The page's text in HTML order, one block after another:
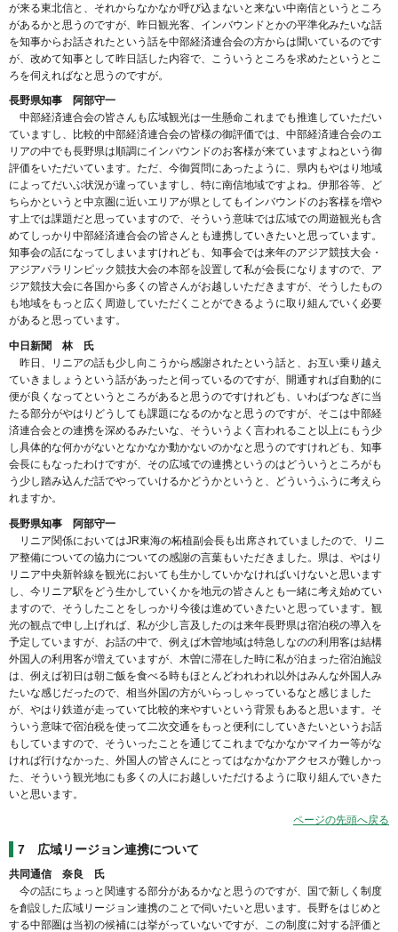
が来る東北信と、それからなかなか呼び込まないと来ない中南信というところ
があるかと思うのですが、昨日観光客、インバウンドとかの平準化みたいな話
を知事からお話されたという話を中部経済連合会の方からは聞いているのです
が、改めて知事として昨日話した内容で、こういうところを求めたというとこ
ろを伺えればなと思うのですが。
長野県知事 阿部守一
中部経済連合会の皆さんも広域観光は一生懸命これまでも推進していただい
ていますし、比較的中部経済連合会の皆様の御評価では、中部経済連合会のエ
リアの中でも長野県は順調にインバウンドのお客様が来ていますよねという御
評価をいただいています。ただ、今御質問にあったように、県内もやはり地域
によってだいぶ状況が違っていますし、特に南信地域ですよね。伊那谷等、ど
ちらかというと中京圏に近いエリアが県としてもインバウンドのお客様を増や
す上では課題だと思っていますので、そういう意味では広域での周遊観光も含
めてしっかり中部経済連合会の皆さんとも連携していきたいと思っています。
知事会の話になってしまいますけれども、知事会では来年のアジア競技大会・
アジアパラリンピック競技大会の本部を設置して私が会長になりますので、ア
ジア競技大会に各国から多くの皆さんがお越しいただきますが、そうしたもの
も地域をもっと広く周遊していただくことができるように取り組んでいく必要
があると思っています。
中日新聞 林 氏
昨日、リニアの話も少し向こうから感謝されたという話と、お互い乗り越え
ていきましょうという話があったと伺っているのですが、開通すれば自動的に
便が良くなってというところがあると思うのですけれども、いわばつなぎに当
たる部分がやはりどうしても課題になるのかなと思うのですが、そこは中部経
済連合会との連携を深めるみたいな、そういうよく言われること以上にもう少
し具体的な何かがないとなかなか動かないのかなと思うのですけれども、知事
会長にもなったわけですが、その広域での連携というのはどういうところがも
う少し踏み込んだ話でやっていけるかどうかというと、どういうふうに考えら
れますか。
長野県知事 阿部守一
リニア関係においてはJR東海の柘植副会長も出席されていましたので、リニ
ア整備についての協力についての感謝の言葉もいただきました。県は、やはり
リニア中央新幹線を観光においても生かしていかなければいけないと思います
し、今リニア駅をどう生かしていくかを地元の皆さんとも一緒に考え始めてい
ますので、そうしたことをしっかり今後は進めていきたいと思っています。観
光の観点で申し上げれば、私が少し言及したのは来年長野県は宿泊税の導入を
予定していますが、お話の中で、例えば木曽地域は特急しなのの利用客は結構
外国人の利用客が増えていますが、木曽に滞在した時に私が泊まった宿泊施設
は、例えば初日は朝ご飯を食べる時もほとんどわれわれ以外はみんな外国人み
たいな感じだったので、相当外国の方がいらっしゃっているなと感じました
が、やはり鉄道が走っていて比較的来やすいという背景もあると思います。そ
ういう意味で宿泊税を使って二次交通をもっと便利にしていきたいというお話
もしていますので、そういったことを通じてこれまでなかなかマイカー等がな
ければ行けなかった、外国人の皆さんにとってはなかなかアクセスが難しかっ
た、そういう観光地にも多くの人にお越しいただけるように取り組んでいきた
いと思います。
ページの先頭へ戻る
7 広域リージョン連携について
共同通信 奈良 氏
今の話にちょっと関連する部分があるかなと思うのですが、国で新しく制度
を創設した広域リージョン連携のことで伺いたいと思います。長野をはじめと
する中部圏は当初の候補には挙がっていないですが、この制度に対する評価と